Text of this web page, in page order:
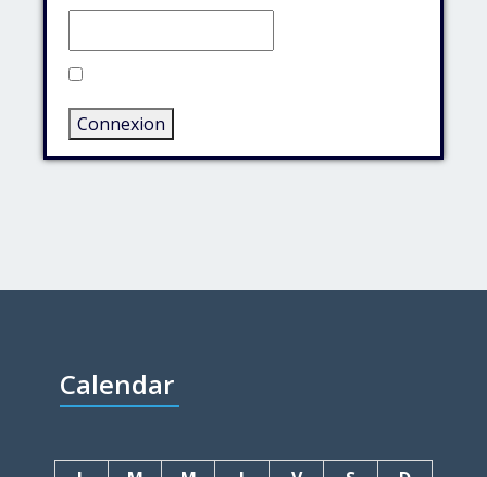
Connexion
Calendar